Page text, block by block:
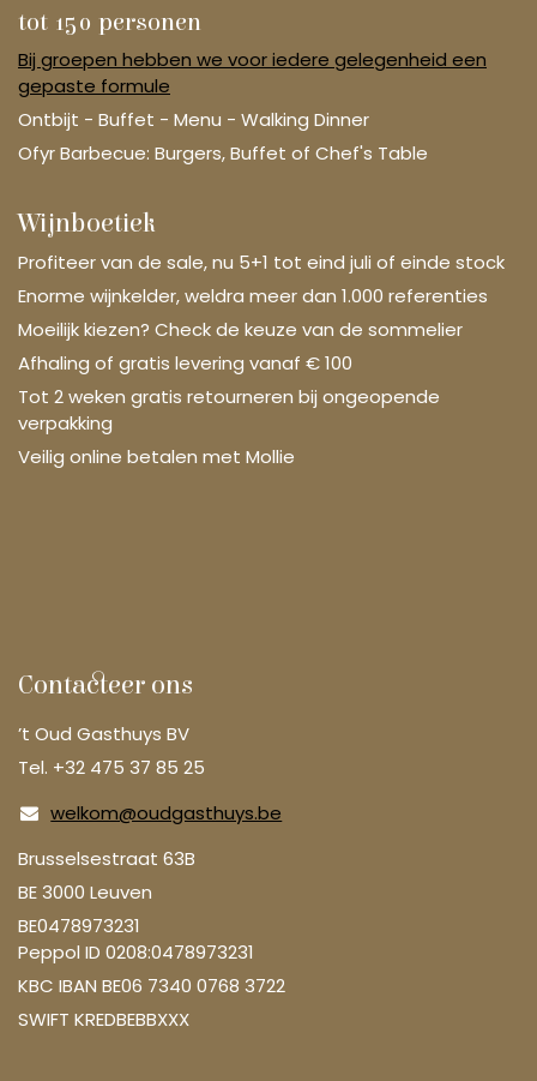
tot 150 personen
Bij groepen hebben we voor iedere gelegenheid een
gepaste formule
Ontbijt - Buffet - Menu - Walking Dinner
Ofyr Barbecue: Burgers, Buffet of Chef's Table
Wijnboetiek
Profiteer van de sale, nu 5+1 tot eind juli of einde stock
Enorme wijnkelder, weldra meer dan 1.000 referenties
Moeilijk kiezen? Check de keuze van de sommelier
Afhaling of gratis levering vanaf € 100
Tot 2 weken gratis retourneren bij ongeopende
verpakking
Veilig online betalen met Mollie
Contacteer ons
’t Oud Gasthuys BV
Tel. +32 475 37 85 25
welkom@oudgasthuys.be
Brusselsestraat 63B
BE 3000 Leuven
BE0478973231
Peppol ID 0208:0478973231
KBC IBAN BE06 7340 0768 3722
SWIFT KREDBEBBXXX